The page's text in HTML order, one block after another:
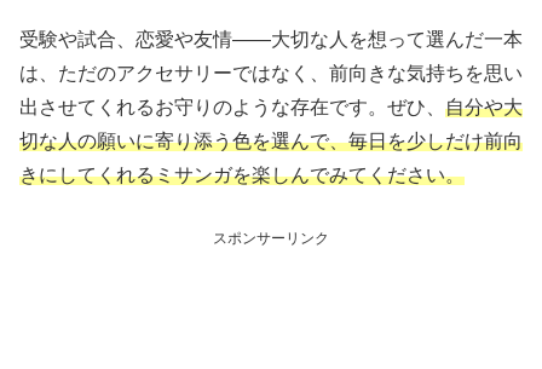
受験や試合、恋愛や友情――大切な人を想って選んだ一本
は、ただのアクセサリーではなく、前向きな気持ちを思い
出させてくれるお守りのような存在です。ぜひ、 自分や大
切な人の願いに寄り添う色を選んで、毎日を少しだけ前向
きにしてくれるミサンガを楽しんでみてください。
スポンサーリンク